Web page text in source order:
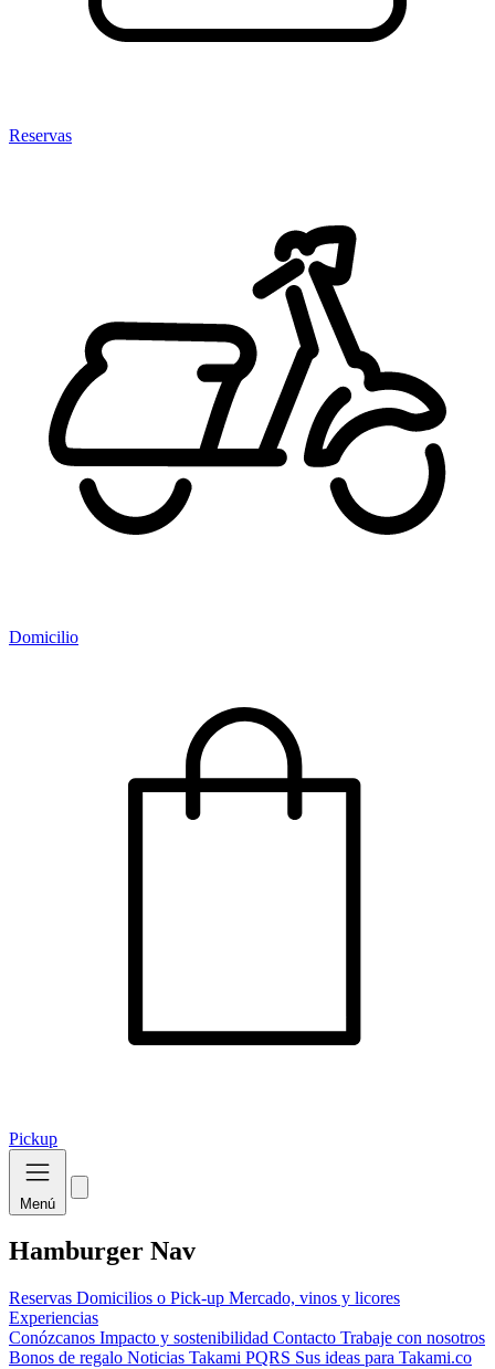
Reservas
Domicilio
Pickup
Menú
Hamburger Nav
Reservas Domicilios o Pick-up Mercado, vinos y licores
Experiencias
Conózcanos Impacto y sostenibilidad Contacto Trabaje con nosotros
Bonos de regalo Noticias Takami PQRS Sus ideas para Takami.co